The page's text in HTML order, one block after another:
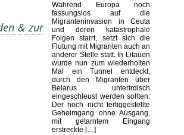
& zur
Während Europa noch
fassungslos auf die
Migranteninvasion in Ceuta
und deren katastrophale
Folgen starrt, setzt sich die
Flutung mit Migranten auch an
anderer Stelle statt. In Litauen
wurde nun zum wiederholten
Mal ein Tunnel entdeckt,
durch den Migranten über
Belarus unterirdisch
eingeschleust werden sollten.
Der noch nicht fertiggestellte
Geheimgang ohne Ausgang,
mit getarntem Eingang
erstreckte […]